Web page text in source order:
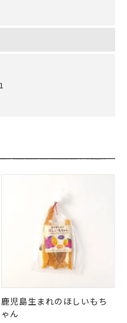
鹿児島生まれのほしいもち
ゃん